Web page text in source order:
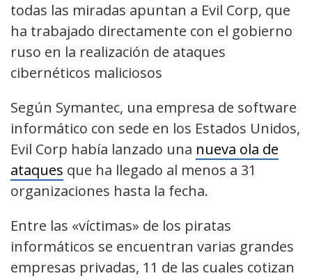
todas las miradas apuntan a Evil Corp, que
ha trabajado directamente con el gobierno
ruso en la realización de ataques
cibernéticos maliciosos
Según Symantec, una empresa de software
informático con sede en los Estados Unidos,
Evil Corp había lanzado una nueva ola de
ataques que ha llegado al menos a 31
organizaciones hasta la fecha.
Entre las «víctimas» de los piratas
informáticos se encuentran varias grandes
empresas privadas, 11 de las cuales cotizan